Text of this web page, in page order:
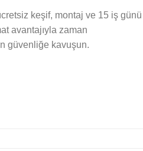
keşif, montaj ve 15 iş günü
avantajıyla zaman
güvenliğe kavuşun.